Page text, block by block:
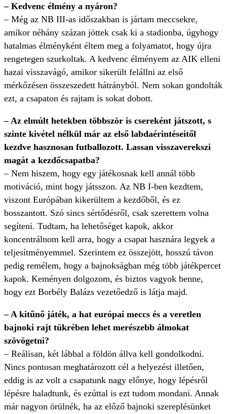
– Kedvenc élmény a nyáron?
– Még az NB III-as időszakban is jártam meccsekre,
amikor néhány százan jöttek csak ki a stadionba, úgyhogy
hatalmas élményként éltem meg a folyamatot, hogy újra
rengetegen szurkoltak. A kedvenc élményem az AIK elleni
hazai visszavágó, amikor sikerült felállni az első
mérkőzésen összeszedett hátrányból. Nem sokan gondolták
ezt, a csapaton és rajtam is sokat dobott.
– Az elmúlt hetekben többször is csereként játszott, s
szinte kivétel nélkül már az első labdaérintéseitől
kezdve hasznosan futballozott. Lassan visszaverekszi
magát a kezdőcsapatba?
– Nem hiszem, hogy egy játékosnak kell annál több
motiváció, mint hogy játsszon. Az NB I-ben kezdtem,
viszont Európában kikerültem a kezdőből, és ez
bosszantott. Szó sincs sértődésről, csak szerettem volna
segíteni. Tudtam, ha lehetőséget kapok, akkor
koncentrálnom kell arra, hogy a csapat hasznára legyek a
teljesítményemmel. Szerintem ez összejött, hosszú távon
pedig remélem, hogy a bajnokságban még több játékpercet
kapok. Keményen dolgozom, és biztos vagyok benne,
hogy ezt Borbély Balázs vezetőedző is látja majd.
– A kitűnő játék, a hat európai meccs és a veretlen
bajnoki rajt tükrében lehet merészebb álmokat
szövögetni?
– Reálisan, két lábbal a földön állva kell gondolkodni.
Nincs pontosan meghatározott cél a helyezést illetően,
eddig is az volt a csapatunk nagy előnye, hogy lépésről
lépésre haladtunk, és ezúttal is ezt tudom mondani. Annak
már nagyon örülnék, ha az előző bajnoki szereplésünket